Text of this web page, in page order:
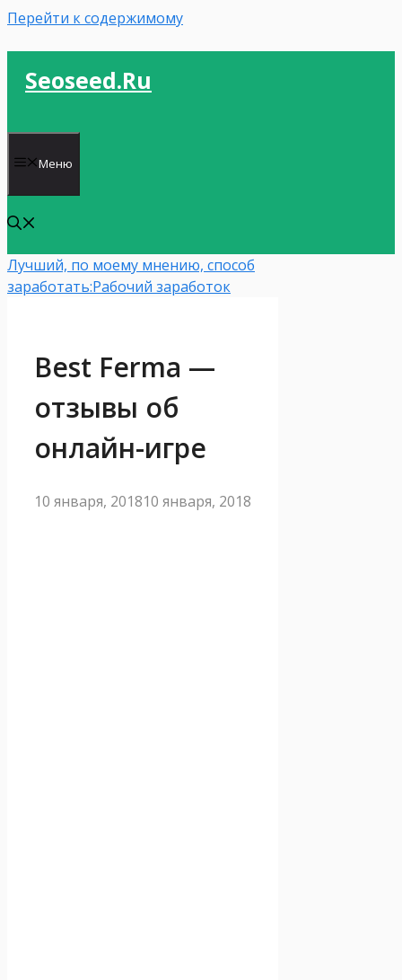
Перейти к содержимому
Seoseed.ru
Меню
Лучший, по моему мнению, способ
заработать:Рабочий заработок
Best Ferma —
отзывы об
онлайн-игре
10 января, 201810 января, 2018